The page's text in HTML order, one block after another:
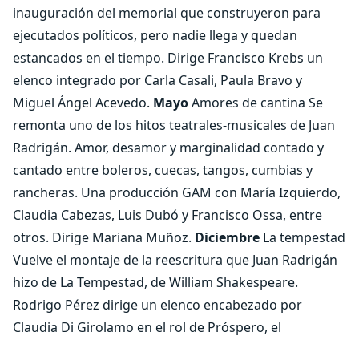
inauguración del memorial que construyeron para
ejecutados políticos, pero nadie llega y quedan
estancados en el tiempo. Dirige Francisco Krebs un
elenco integrado por Carla Casali, Paula Bravo y
Miguel Ángel Acevedo. MayoAmores de cantina Se
remonta uno de los hitos teatrales-musicales de Juan
Radrigán. Amor, desamor y marginalidad contado y
cantado entre boleros, cuecas, tangos, cumbias y
rancheras. Una producción GAM con María Izquierdo,
Claudia Cabezas, Luis Dubó y Francisco Ossa, entre
otros. Dirige Mariana Muñoz. Diciembre La tempestad
Vuelve el montaje de la reescritura que Juan Radrigán
hizo de La Tempestad, de William Shakespeare.
Rodrigo Pérez dirige un elenco encabezado por
Claudia Di Girolamo en el rol de Próspero, el